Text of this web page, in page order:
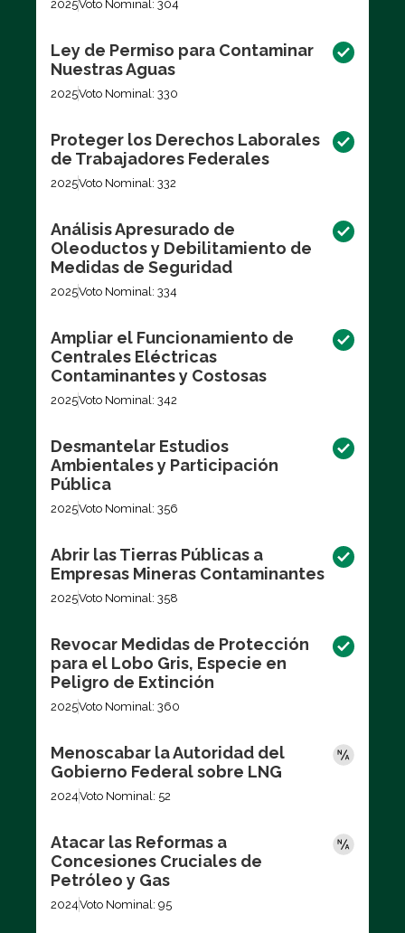
2025Voto Nominal: 304
Ley de Permiso para Contaminar
Nuestras Aguas
2025Voto Nominal: 330
Proteger los Derechos Laborales
de Trabajadores Federales
2025Voto Nominal: 332
Análisis Apresurado de
Oleoductos y Debilitamiento de
Medidas de Seguridad
2025Voto Nominal: 334
Ampliar el Funcionamiento de
Centrales Eléctricas
Contaminantes y Costosas
2025Voto Nominal: 342
Desmantelar Estudios
Ambientales y Participación
Pública
2025Voto Nominal: 356
Abrir las Tierras Públicas a
Empresas Mineras Contaminantes
2025Voto Nominal: 358
Revocar Medidas de Protección
para el Lobo Gris, Especie en
Peligro de Extinción
2025Voto Nominal: 360
Menoscabar la Autoridad del
Gobierno Federal sobre LNG
2024Voto Nominal: 52
Atacar las Reformas a
Concesiones Cruciales de
Petróleo y Gas
2024Voto Nominal: 95